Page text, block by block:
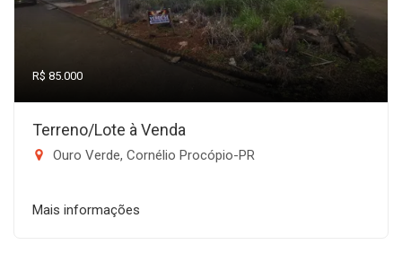
R$ 85.000
Terreno/Lote à Venda
Ouro Verde, Cornélio Procópio-PR
Mais informações